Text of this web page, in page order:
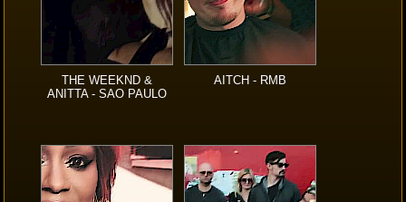
THE WEEKND &
ANITTA - SAO PAULO
AITCH - RMB